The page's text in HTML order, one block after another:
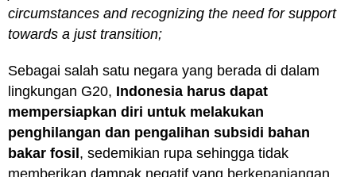
circumstances and recognizing the need for support
towards a just transition;
Sebagai salah satu negara yang berada di dalam
lingkungan G20, Indonesia harus dapat
mempersiapkan diri untuk melakukan
penghilangan dan pengalihan subsidi bahan
bakar fosil , sedemikian rupa sehingga tidak
memberikan dampak negatif yang berkepanjangan